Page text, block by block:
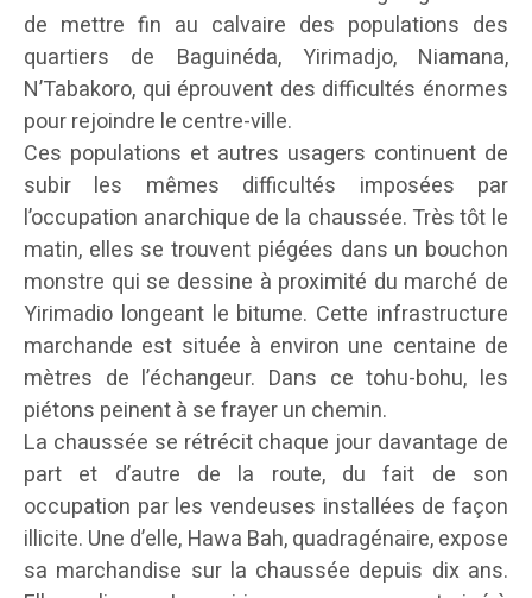
de mettre fin au calvaire des populations des
quartiers de Baguinéda, Yirimadjo, Niamana,
N’Tabakoro, qui éprouvent des difficultés énormes
pour rejoindre le centre-ville.
Ces populations et autres usagers continuent de
subir les mêmes difficultés imposées par
l’occupation anarchique de la chaussée. Très tôt le
matin, elles se trouvent piégées dans un bouchon
monstre qui se dessine à proximité du marché de
Yirimadio longeant le bitume. Cette infrastructure
marchande est située à environ une centaine de
mètres de l’échangeur. Dans ce tohu-bohu, les
piétons peinent à se frayer un chemin.
La chaussée se rétrécit chaque jour davantage de
part et d’autre de la route, du fait de son
occupation par les vendeuses installées de façon
illicite. Une d’elle, Hawa Bah, quadragénaire, expose
sa marchandise sur la chaussée depuis dix ans.